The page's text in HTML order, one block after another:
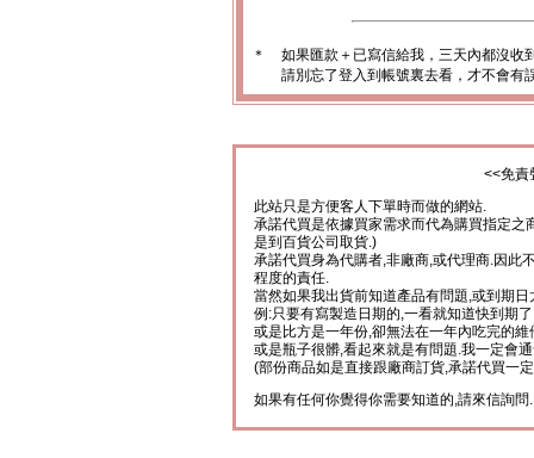
＊
如果匯款＋已寫信給我，三天內都沒收
請別忘了登入到帳號裏去看，才不會有
<<免責
此站只是方便客人下單時而做的網站.
承諾代買是依據買家需求而代為購買指定之
是到百貨公司取貨.)
承諾代買身為代購者,非廠商,或代理商.因此
程度的責任.
當然如果我出貨前知道產品有問題,或到期
例:只要有寫製造日期的,一看就知道快到期
或是比方是一年份,卻無法在一年內吃完的維
或是瓶子很髒,看起來就是有問題.我一定會
(部份商品如是直接跟廠商訂貨,承諾代買一
如果有任何你覺得你需要知道的,請來信詢問.